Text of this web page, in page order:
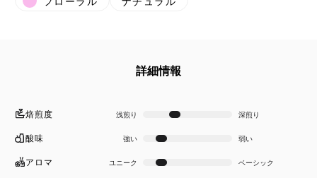
詳細情報
焙煎度 浅煎り 深煎り
酸味 強い 弱い
アロマ ユニーク ベーシック